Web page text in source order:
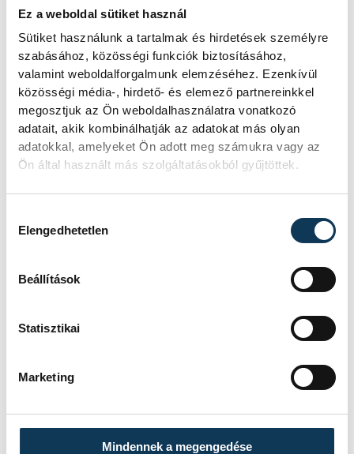
Ez a weboldal sütiket használ
Sütiket használunk a tartalmak és hirdetések személyre
szabásához, közösségi funkciók biztosításához,
valamint weboldalforgalmunk elemzéséhez. Ezenkívül
közösségi média-, hirdető- és elemező partnereinkkel
megosztjuk az Ön weboldalhasználatra vonatkozó
adatait, akik kombinálhatják az adatokat más olyan
adatokkal, amelyeket Ön adott meg számukra vagy az
Ön által használt más szolgáltatásokból gyűjtöttek.
Elengedhetetlen
Beállítások
Statisztikai
Marketing
Mindennek a megengedése
TOVÁBBI CIKKEK
KÖZÉLET